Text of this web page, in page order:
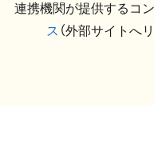
連携機関が提供するコン
ス （外部サイトへ